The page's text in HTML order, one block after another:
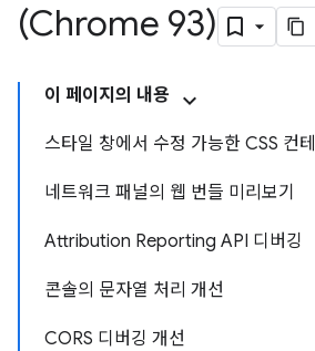
(Chrome 93)
이 페이지의 내용
스타일 창에서 수정 가능한 CSS 컨
네트워크 패널의 웹 번들 미리보기
Attribution Reporting API 디버깅
콘솔의 문자열 처리 개선
CORS 디버깅 개선